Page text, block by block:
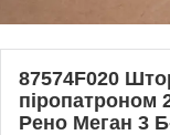
87574F020
піропатроном
Рено Меган 3